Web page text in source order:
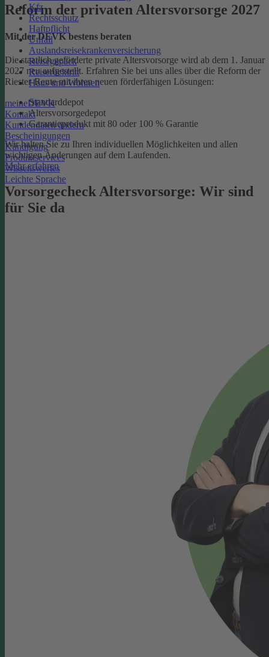
Kfz
Rechtsschutz
Haftpflicht
Unfall
Auslandsreisekrankenversicherung
Reisegepäck
Reiserücktritt
Haus und Wohnen
meineDEVK
Kontakt
Kundendaten ändern
Bescheinigungen
Kündigung
Produktservices
Wissenswertes
Leichte Sprache
Reform der privaten Altersvorsorge 2027
Mit der DEVK bestens beraten
Die staatlich geförderte private Altersvorsorge wird ab dem 1. Januar
2027 neu aufgestellt. Erfahren Sie bei uns alles über die Reform der
Riester-Rente mit ihren neuen förderfähigen Lösungen:
Standarddepot
Altersvorsorgedepot
Garantieprodukt mit 80 oder 100 % Garantie
Wir halten Sie zu Ihren individuellen Möglichkeiten und allen
wichtigen Änderungen auf dem Laufenden.
Mehr erfahren
Vorsorgecheck Altersvorsorge:­ Wir sind
für Sie da